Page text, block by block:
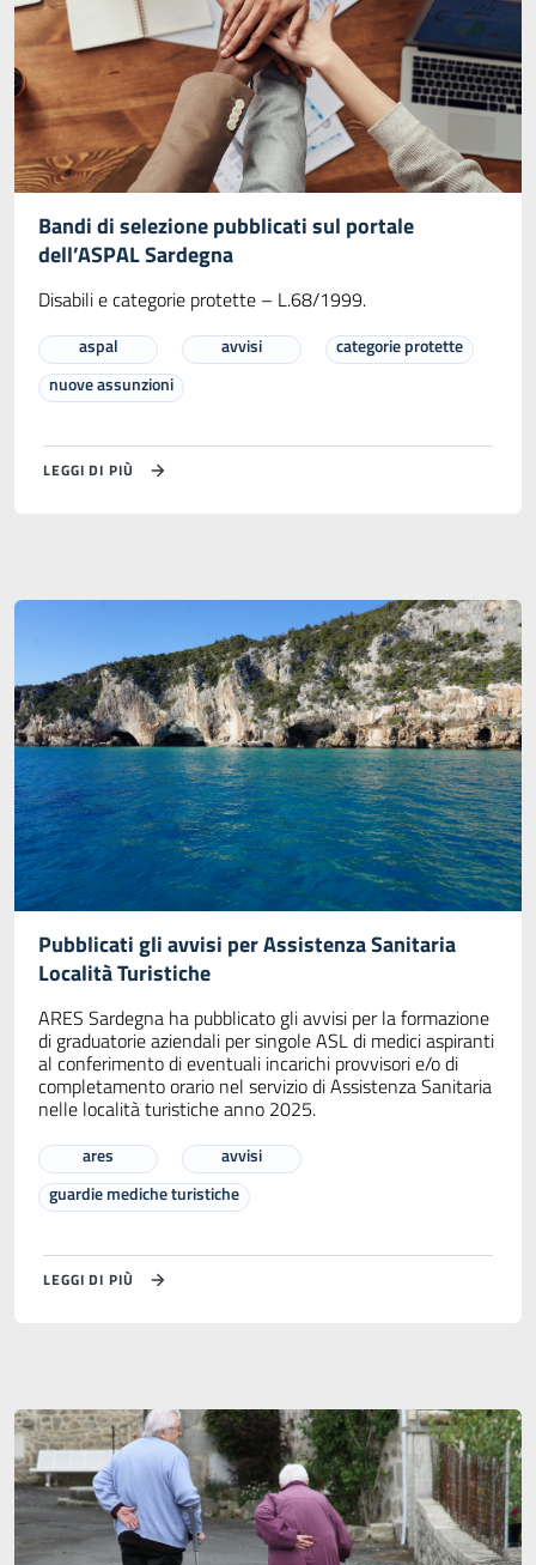
Bandi di selezione pubblicati sul portale
dell’ASPAL Sardegna
Disabili e categorie protette – L.68/1999.
aspal avvisi
categorie protette
nuove assunzioni
LEGGI DI PIÙ
Pubblicati gli avvisi per Assistenza Sanitaria
Località Turistiche
ARES Sardegna ha pubblicato gli avvisi per la formazione
di graduatorie aziendali per singole ASL di medici aspiranti
al conferimento di eventuali incarichi provvisori e/o di
completamento orario nel servizio di Assistenza Sanitaria
nelle località turistiche anno 2025.
ares
avvisi
guardie mediche turistiche
LEGGI DI PIÙ